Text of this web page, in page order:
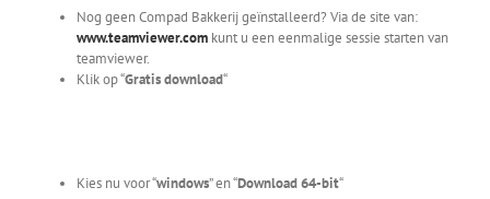
Nog geen Compad Bakkerij geïnstalleerd? Via de site van:
www.teamviewer.comkunt u een eenmalige sessie starten van
teamviewer.
Klik op “Gratis download“
Kies nu voor “windows” en “Download64-bit“